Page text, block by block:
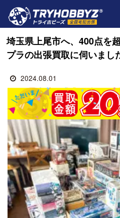
埼玉県上尾市へ、400点を
プラの出張買取に伺いまし
2024.08.01